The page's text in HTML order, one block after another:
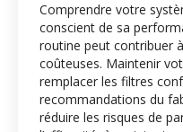
Comprendre votre
conscient de sa
routine peut contribuer
coûteuses. Maintenir
remplacer les filtres
recommandations du
réduire les risques de